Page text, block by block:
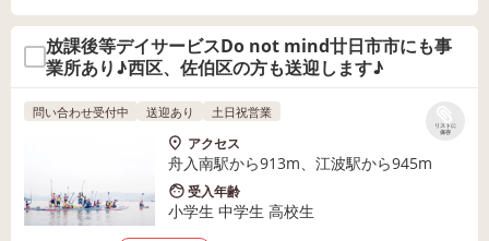
放課後等デイサービスDo not mind廿日市市にも事
業所あり♪西区、佐伯区の方も送迎します♪
リストに
保存
問い合わせ受付中 送迎あり 土日祝営業
アクセス
舟入南駅から913m、江波駅から945m
受入年齢
小学生 中学生 高校生